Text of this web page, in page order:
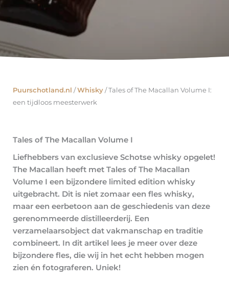
Puurschotland.nl /Whisky/Tales of The Macallan Volume I:
een tijdloos meesterwerk
Tales of The Macallan Volume I
Liefhebbers van exclusieve Schotse whisky opgelet!
The Macallan heeft met Tales of The Macallan
Volume I een bijzondere limited edition whisky
uitgebracht. Dit is niet zomaar een fles whisky,
maar een eerbetoon aan de geschiedenis van deze
gerenommeerde distilleerderij. Een
verzamelaarsobject dat vakmanschap en traditie
combineert. In dit artikel lees je meer over deze
bijzondere fles, die wij in het echt hebben mogen
zien én fotograferen. Uniek!